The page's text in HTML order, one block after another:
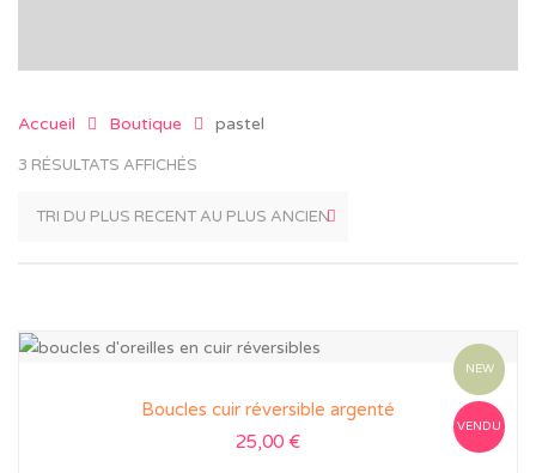
Accueil Boutique pastel
3 RÉSULTATS AFFICHÉS
NEW
VENDU
Boucles cuir réversible argenté
25,00 €